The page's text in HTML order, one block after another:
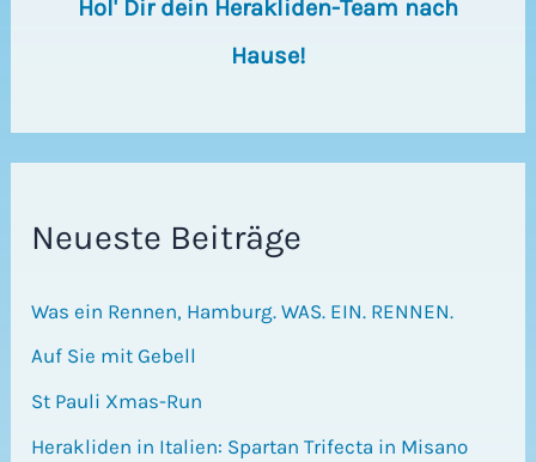
Hol' Dir dein Herakliden-Team nach
Hause!
Neueste Beiträge
Was ein Rennen, Hamburg. WAS. EIN. RENNEN.
Auf Sie mit Gebell
St Pauli Xmas-Run
Herakliden in Italien: Spartan Trifecta in Misano